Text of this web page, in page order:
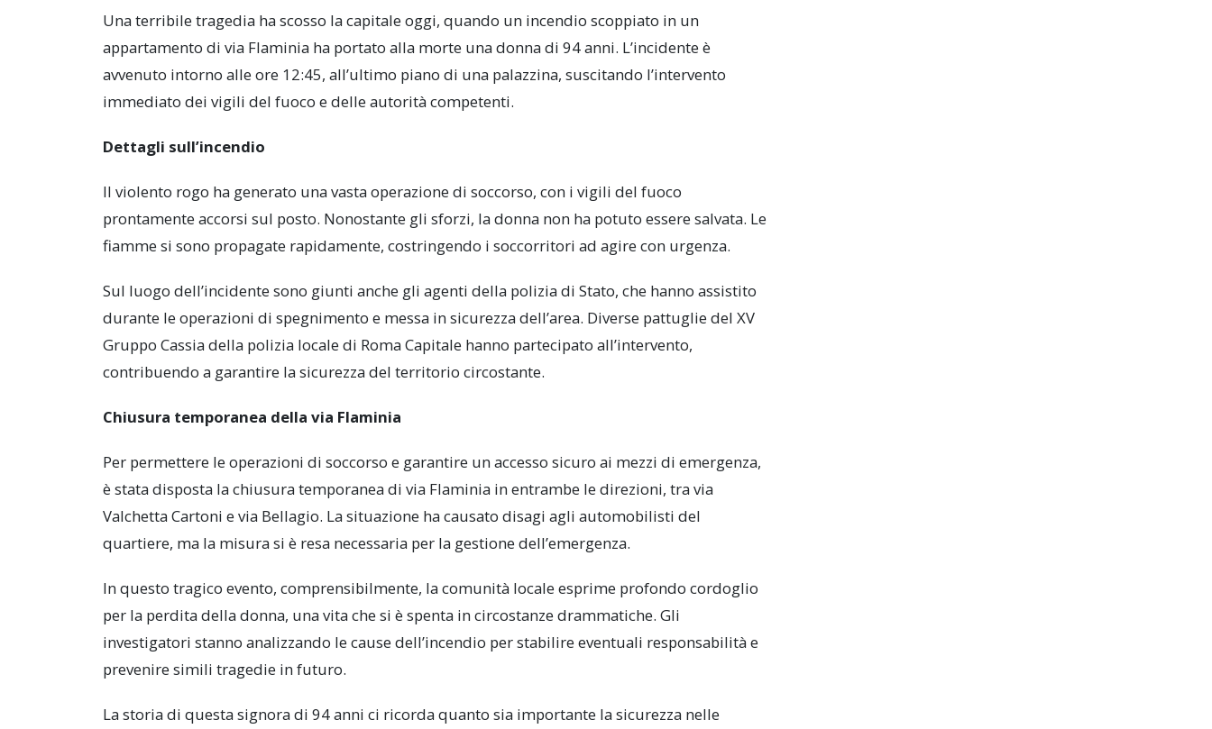
Una terribile tragedia ha scosso la capitale oggi, quando un incendio scoppiato in un
appartamento di via Flaminia ha portato alla morte una donna di 94 anni. L’incidente è
avvenuto intorno alle ore 12:45, all’ultimo piano di una palazzina, suscitando l’intervento
immediato dei vigili del fuoco e delle autorità competenti.
Dettagli sull’incendio
Il violento rogo ha generato una vasta operazione di soccorso, con i vigili del fuoco
prontamente accorsi sul posto. Nonostante gli sforzi, la donna non ha potuto essere salvata. Le
fiamme si sono propagate rapidamente, costringendo i soccorritori ad agire con urgenza.
Sul luogo dell’incidente sono giunti anche gli agenti della polizia di Stato, che hanno assistito
durante le operazioni di spegnimento e messa in sicurezza dell’area. Diverse pattuglie del XV
Gruppo Cassia della polizia locale di Roma Capitale hanno partecipato all’intervento,
contribuendo a garantire la sicurezza del territorio circostante.
Chiusura temporanea della via Flaminia
Per permettere le operazioni di soccorso e garantire un accesso sicuro ai mezzi di emergenza,
è stata disposta la chiusura temporanea di via Flaminia in entrambe le direzioni, tra via
Valchetta Cartoni e via Bellagio. La situazione ha causato disagi agli automobilisti del
quartiere, ma la misura si è resa necessaria per la gestione dell’emergenza.
In questo tragico evento, comprensibilmente, la comunità locale esprime profondo cordoglio
per la perdita della donna, una vita che si è spenta in circostanze drammatiche. Gli
investigatori stanno analizzando le cause dell’incendio per stabilire eventuali responsabilità e
prevenire simili tragedie in futuro.
La storia di questa signora di 94 anni ci ricorda quanto sia importante la sicurezza nelle